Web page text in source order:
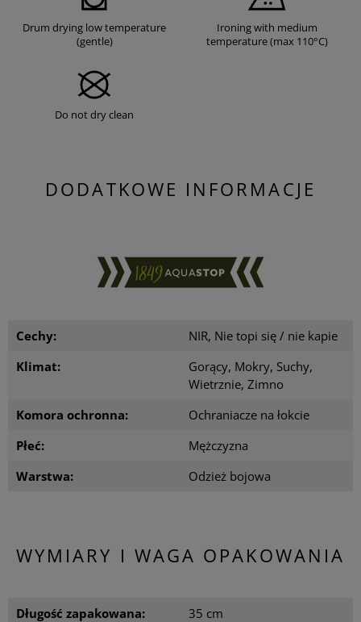
Drum drying low temperature
(gentle)
Ironing with medium
temperature (max 110°C)
Do not dry clean
DODATKOWE INFORMACJE
Cechy:
NIR, Nie topi się / nie kapie
Klimat:
Gorący, Mokry, Suchy,
Wietrznie, Zimno
Komora ochronna:
Ochraniacze na łokcie
Płeć:
Mężczyzna
Warstwa:
Odzież bojowa
WYMIARY I WAGA OPAKOWANIA
Długość zapakowana: 35 cm